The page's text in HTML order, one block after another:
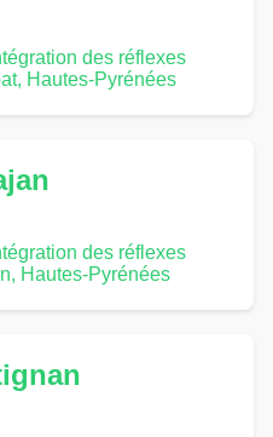
des réflexes
Hautes-Pyrénées
des réflexes
Hautes-Pyrénées